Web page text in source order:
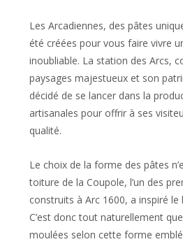
Les Arcadiennes, des pâtes
été créées pour vous faire vivre
inoubliable. La station des Arcs,
paysages majestueux et son
décidé de se lancer dans la
artisanales pour offrir à ses
qualité.
Le choix de la forme des pâtes
toiture de la Coupole, l’un des
construits à Arc 1600, a inspiré
C’est donc tout naturellement
moulées selon cette forme